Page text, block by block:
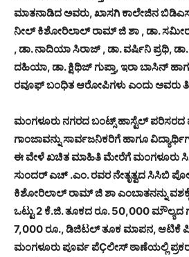
ಮಾತನಾಡಿದ ಅವರು, ಖಾಸಗಿ ಕಾಲೇಜಿನ
ನೀಲ್ ಕಿಶೋರಿಲಾಲ್ ರಾಮ್ ಜಿ ಶಾ , ಡಾ.
, ಡಾ. ನಾದಿಯಾ ಸಿರಾಜ್ , ಡಾ. ವರ್ಷಿನಿ ಪ್ರಥಿ,
ದಹಿಯಾ, ಡಾ. ಕ್ಷಿಥಿಜ್ ಗುಪ್ತಾ, ಇರಾ ಬಾಸಿನ್
ರವೂಫ್ ಬಂಧಿತ ಆರೋಪಿಗಳು ಎಂದು ಅವರು
ಮಂಗಳೂರು ನಗರದ ಬಂಟ್ಸ್ ಹಾಸ್ಟೆಲ್ ಪರಿಸರದ
ಗಾಂಜಾವನ್ನು ಸಾರ್ವಜನಿಕರಿಗೆ ಹಾಗೂ
ಈ ವೇಳೆ ಖಚಿತ ಮಾಹಿತಿ ಮೇರೆಗೆ ಮಂಗಳೂರು
ಸುಂದರ್ ಎಚ್ .ಎಂ. ರವರ ನೇತೃತ್ವದ ಸಿಸಿಬಿ
ಕಿಶೋರಿಲಾಲ್ ರಾಮ್ ಜಿ ಶಾ ಎಂಬಾತನನ್ನು
ಒಟ್ಟು 2 ಕೆ.ಜಿ. ತೂಕದ ರೂ. 50,000
7,000 ರೂ., ಡಿಜಿಟಲ್ ತೂಕ ಮಾಪನ, ಆಟಿಕೆ
ಮಂಗಳೂರು ಪೂರ್ವ ಪೆÇಲೀಸ್ ಠಾಣೆಯಲ್ಲಿ